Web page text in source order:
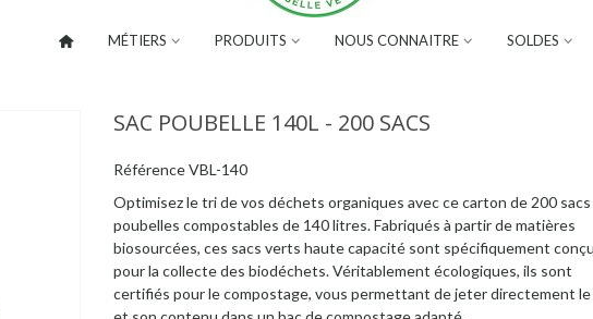
MÉTIERS PRODUITS NOUS CONNAITRE SOLDES
SAC POUBELLE 140L - 200 SACS
RéférenceVBL-140
Optimisez le tri de vos déchets organiques avec ce carton de 200 sacs
poubelles compostables de 140 litres. Fabriqués à partir de matières
biosourcées, ces sacs verts haute capacité sont spécifiquement
pour la collecte des biodéchets. Véritablement écologiques, ils sont
certifiés pour le compostage, vous permettant de jeter directement le